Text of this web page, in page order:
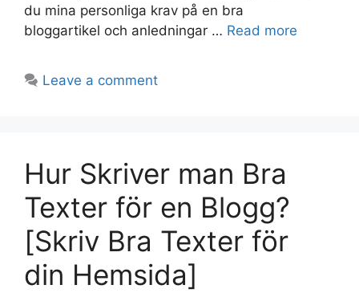
du mina personliga krav på en bra
bloggartikel och anledningar … Read more
Leave a comment
Hur Skriver man Bra
Texter för en Blogg?
[Skriv Bra Texter för
din Hemsida]